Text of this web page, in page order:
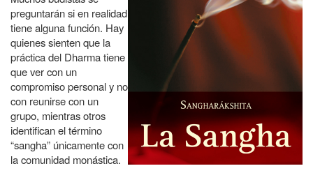
es
la
Sangha?
preguntarán si en realidad
tiene alguna función. Hay
quienes sienten que la
práctica del Dharma tiene
que ver con un
compromiso personal y no
con reunirse con un
grupo, mientras otros
identifican el término
“sangha” únicamente con
la comunidad monástica.